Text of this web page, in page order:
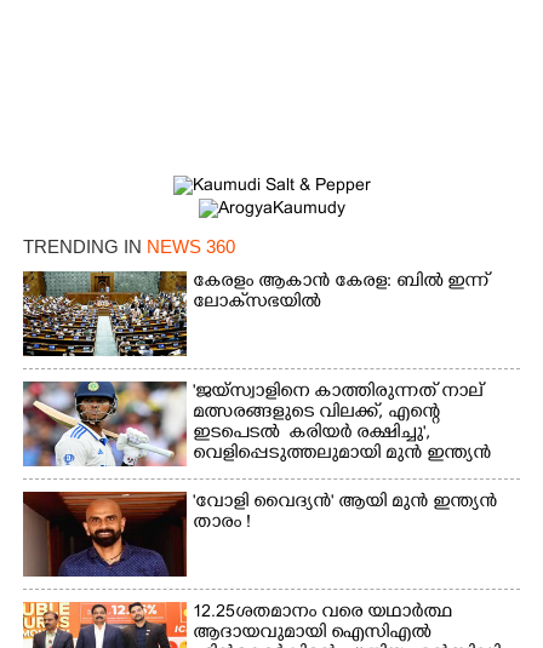
TRENDING IN NEWS 360
കേരളം ആകാൻ കേരള: ബിൽ ഇന്ന്
ലോക്‌സഭയിൽ
'ജയ്സ്വാളിനെ കാത്തിരുന്നത് നാല്
മത്സരങ്ങളുടെ വിലക്ക്, എന്റെ
ഇടപെടൽ കരിയർ രക്ഷിച്ചു',​
വെളിപ്പെടുത്തലുമായി മുൻ ഇന്ത്യൻ
ക്യാപ്‌ടൻ
'വോളി വൈദ്യൻ' ആയി മുൻ ഇന്ത്യൻ
താരം !
12.25ശതമാനം വരെ യഥാർത്ഥ
ആദായവുമായി ഐസിഎൽ